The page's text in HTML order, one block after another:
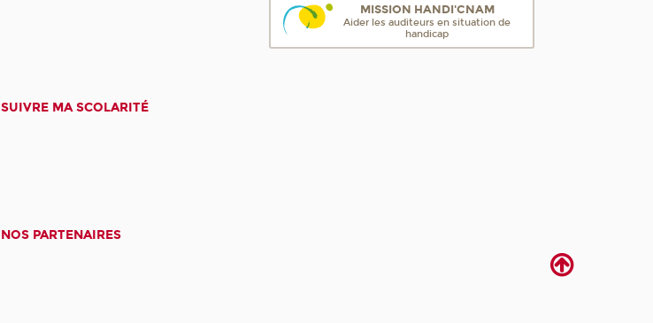
SUIVRE MA SCOLARITÉ
NOS PARTENAIRES
MISSION HANDI'CNAM
Aider les auditeurs en situation de
handicap